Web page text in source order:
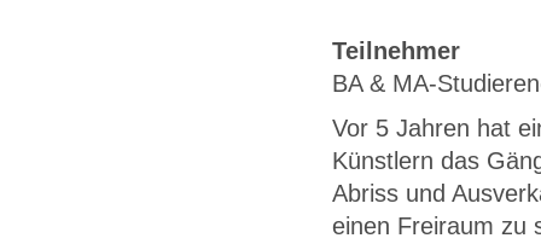
Teilnehmer
BA & MA-
Vor 5 Jahren hat
Künstlern das
Abriss und
einen Freiraum zu